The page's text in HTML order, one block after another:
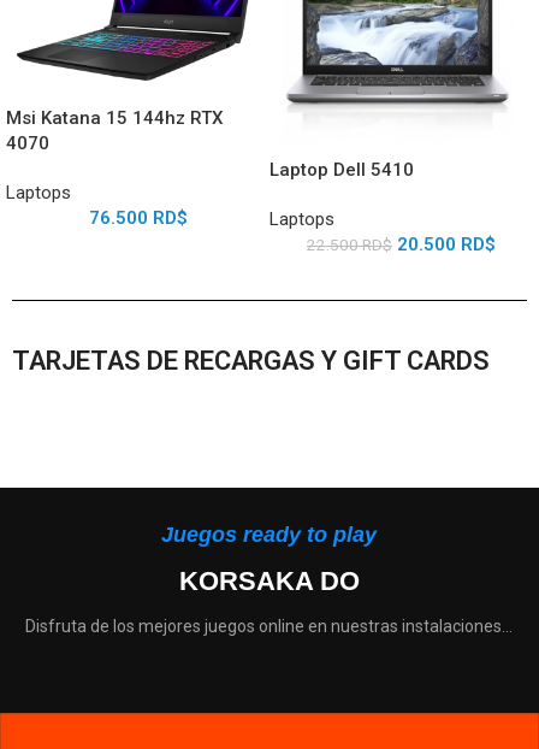
Msi Katana 15 144hz RTX
4070
Laptops
76.500 RD$
Laptop Dell 5410
Laptops
22.500RD$ 20.500 RD$
TARJETAS DE RECARGAS Y GIFT CARDS
Juegos ready to play
KORSAKA DO
Disfruta de los mejores juegos online en nuestras instalaciones...